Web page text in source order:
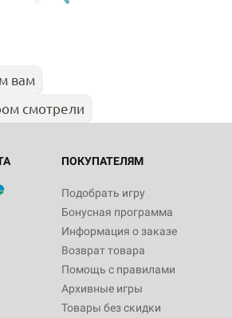
вам
смотрели
ПОКУПАТЕЛЯМ
Подобрать игру
Бонусная программа
Информация о заказе
Возврат товара
Помощь с правилами
Архивные игры
Товары без скидки